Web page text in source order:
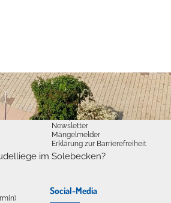
im Solebecken?
Dienste
Stadtplan
Newsletter
Mängelmelder
Erklärung zur Barrierefreiheit
Social-Media